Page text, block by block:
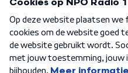
Algemene voorwaarden